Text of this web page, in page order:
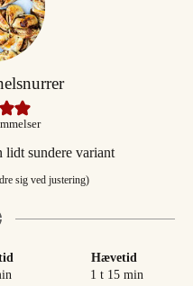
sundere variant
sig ved justering)
Hævetid
1 time
t 15minutter
min